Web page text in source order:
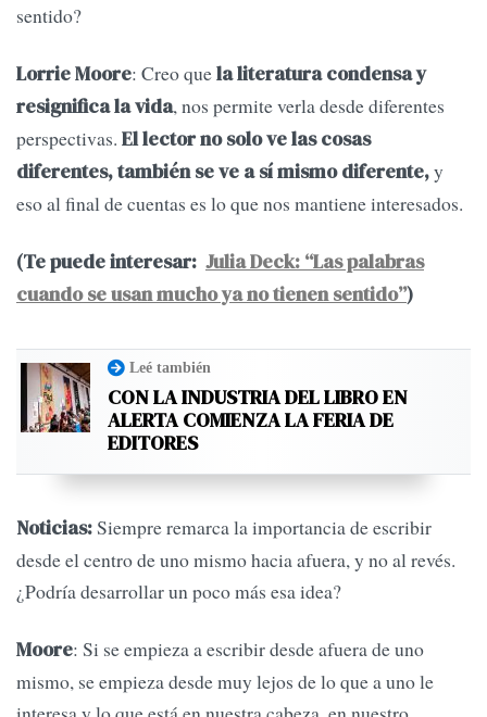
sentido?
Lorrie Moore: Creo quela literatura condensa y
resignifica la vida, nos permite verla desde diferentes
perspectivas. El lector no solo ve las cosas
diferentes, también se ve a sí mismo diferente,y
eso al final de cuentas es lo que nos mantiene interesados.
(Te puede interesar: Julia Deck: “Las palabras
cuando se usan mucho ya no tienen sentido”)
Leé también
CON LA INDUSTRIA DEL LIBRO EN
ALERTA COMIENZA LA FERIA DE
EDITORES
Noticias:Siempre remarca la importancia de escribir
desde el centro de uno mismo hacia afuera, y no al revés.
¿Podría desarrollar un poco más esa idea?
Moore: Si se empieza a escribir desde afuera de uno
mismo, se empieza desde muy lejos de lo que a uno le